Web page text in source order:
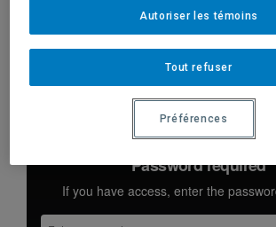
Tout refuser
Autoriser les témoins
Préférences